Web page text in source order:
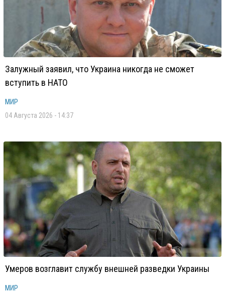
Залужный заявил, что Украина никогда не сможет
вступить в НАТО
МИР
04 Августа 2026 - 14:37
Умеров возглавит службу внешней разведки Украины
МИР